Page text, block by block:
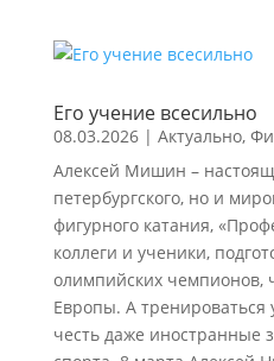
Его учение всесильно
08.03.2026| Актуально,
Алексей Мишин –
петербургского, но и
фигурного катания,
коллеги и ученики,
олимпийских чемпионов,
Европы. А тренироваться
честь даже иностранные